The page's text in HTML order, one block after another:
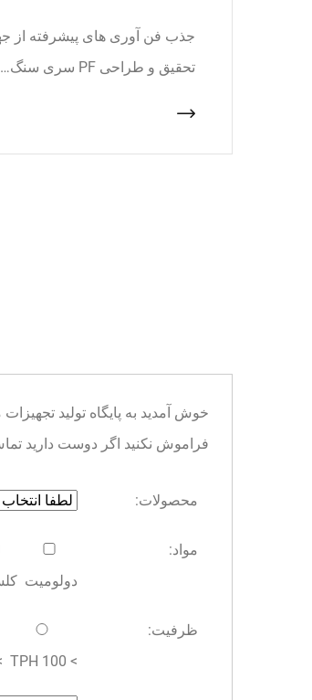
جذب فن آوری های پیشرفته از
تحقیق و طراحی PF سری سنگ…
فراموش نکنید اگر دوست دارید تماس
محصولات:
مواد:
دولومیت
ظرفیت:
> 100 TPH